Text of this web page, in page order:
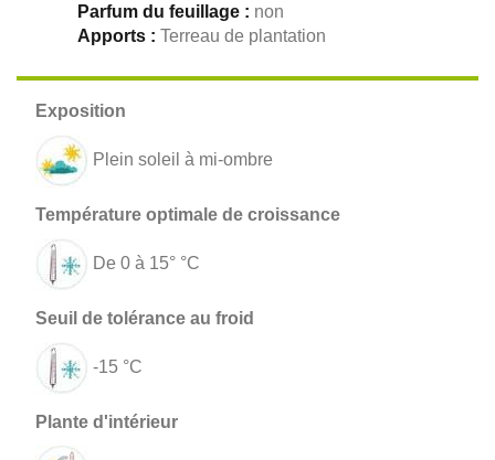
Parfum du feuillage : non
Apports : Terreau de plantation
Plein soleil à mi-ombre
De 0 à 15° °C
-15 °C